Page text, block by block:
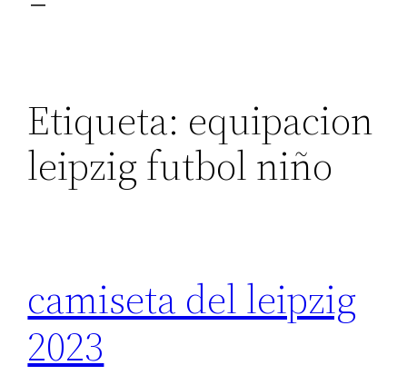
Etiqueta: equipacion
leipzig futbol niño
camiseta del leipzig
2023